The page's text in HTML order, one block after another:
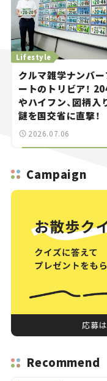
Lifestyle
クルマ雑学ナンバー
ートのトリビア！
やハイフン、図柄入
謎を国交省に直撃！
2026.07.06
Campaign
応募は
Recommend